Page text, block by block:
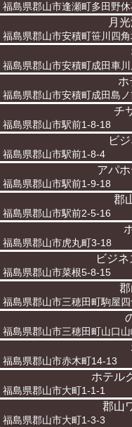
福島県郡山市逢瀬町多田野
月
福島県郡山市安積町笹川四
福島県郡山市安積町成田車
ホ
福島県郡山市安積町成田島
チ
福島県郡山市駅前1-8-18
ビ
福島県郡山市駅前1-8-4
アパ
福島県郡山市駅前1-9-18
郡
福島県郡山市駅前2-5-16
福島県郡山市虎丸町3-18
ビジ
福島県郡山市菜根5-8-15
福島県郡山市三穂田町駒屋
福島県郡山市三穂田町山口
福島県郡山市赤木町14-13
ホテル
福島県郡山市大町1-1-1
郡山
福島県郡山市大町1-3-3